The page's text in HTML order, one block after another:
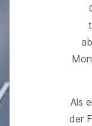
Als
der